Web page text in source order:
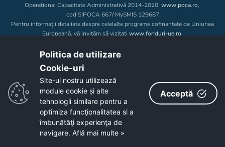
Operațional Capacitate Administrativă 2014-2020, www.poca.ro,
cod SIPOCA 667/ MySMIS 129687
Pentru informații detaliate despre celelalte programe cofinanțate de Uniunea
Europeană, vă invităm să vizitați www.fonduri-ue.ro.
a Uniunii Europene. Întreaga responsabilitate asupra
Copyright © 2026 - Consiliul Judeţean Bistrița-Năsăud
Politica de utilizare
Cookie-uri‎
Site-ul nostru utilizează
module cookie și alte
tehnologii similare pentru a
optimiza funcţionalitatea si a
îmbunătăţi experienţa de
navigare. Află mai multe »
Acceptă